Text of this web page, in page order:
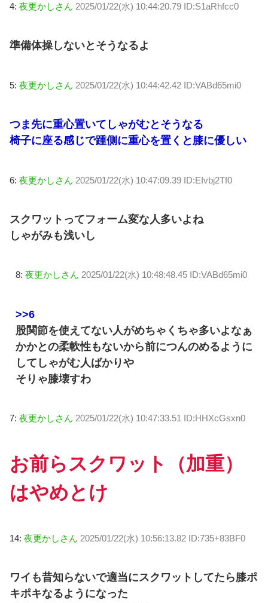
4: 夜更かしさん 2025/01/22(水) 10:44:20.79 ID:S1aRhfcc0
準備体操しないとそうなるよ
5: 夜更かしさん 2025/01/22(水) 10:44:42.42 ID:VABd65mi0
つま先に重心置いてしゃがむとそうなる
椅子に座る感じで踵側に重心を置くと膝に優しい
6: 夜更かしさん 2025/01/22(水) 10:47:09.39 ID:EIvbj2Tf0
スクワットってフォーム変な人多いよね
しゃがみも浅いし
8: 夜更かしさん 2025/01/22(水) 10:48:48.45 ID:VABd65mi0
>>6
股関節を使えてない人がめちゃくちゃ多いよなぁ
かかとの柔軟性もないから前につんのめるように
してしゃがむ人ばかりや
そりゃ膝壊すわ
7: 夜更かしさん 2025/01/22(水) 10:47:33.51 ID:HHXcGsxn0
お前らスクワット（加重）
はやめとけ
14: 夜更かしさん 2025/01/22(水) 10:56:13.82 ID:735+83BF0
ワイも昔知らないで適当にスクワットしてたら膝ポ
キポキなるようになった